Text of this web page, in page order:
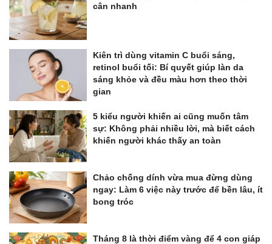
cân nhanh
Kiên trì dùng vitamin C buổi sáng,
retinol buổi tối: Bí quyết giúp làn da
sáng khỏe và đều màu hơn theo thời
gian
5 kiểu người khiến ai cũng muốn tâm
sự: Không phải nhiều lời, mà biết cách
khiến người khác thấy an toàn
Chảo chống dính vừa mua đừng dùng
ngay: Làm 6 việc này trước để bền lâu, ít
bong tróc
Tháng 8 là thời điểm vàng để 4 con giáp